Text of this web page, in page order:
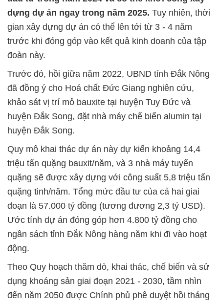
dựng dự án ngay trong năm 2025. Tuy nhiên, thời
gian xây dựng dự án có thể lên tới từ 3 - 4 năm
trước khi đóng góp vào kết quả kinh doanh của tập
đoàn này.
Trước đó, hồi giữa năm 2022, UBND tỉnh Đắk Nông
đã đồng ý cho Hoá chất Đức Giang nghiên cứu,
khảo sát vị trí mỏ bauxite tại huyện Tuy Đức và
huyện Đắk Song, đặt nhà máy chế biến alumin tại
huyện Đắk Song.
Quy mô khai thác dự án này dự kiến khoảng 14,4
triệu tấn quặng bauxit/năm, và 3 nhà máy tuyển
quặng sẽ được xây dựng với công suất 5,8 triệu tấn
quặng tinh/năm. Tổng mức đầu tư của cả hai giai
đoạn là 57.000 tỷ đồng (tương đương 2,3 tỷ USD).
Ước tính dự án đóng góp hơn 4.800 tỷ đồng cho
ngân sách tỉnh Đắk Nông hàng năm khi đi vào hoạt
động.
Theo Quy hoạch thăm dò, khai thác, chế biến và sử
dụng khoáng sản giai đoạn 2021 - 2030, tầm nhìn
đến năm 2050 được Chính phủ phê duyệt hồi tháng